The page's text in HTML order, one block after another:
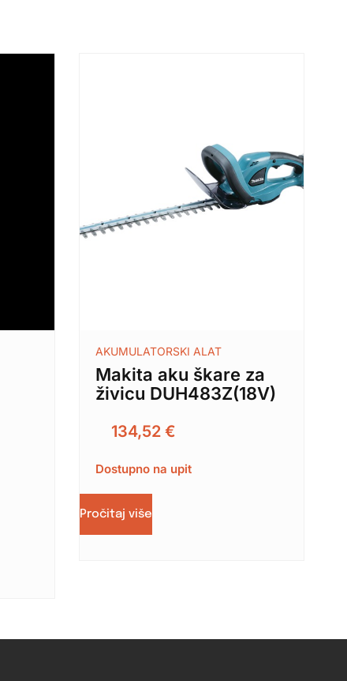
AKUMULATORSKI ALAT
Makita aku škare za
živicu DUH483Z(18V)
134,52 €
Dostupno na upit
Pročitaj više